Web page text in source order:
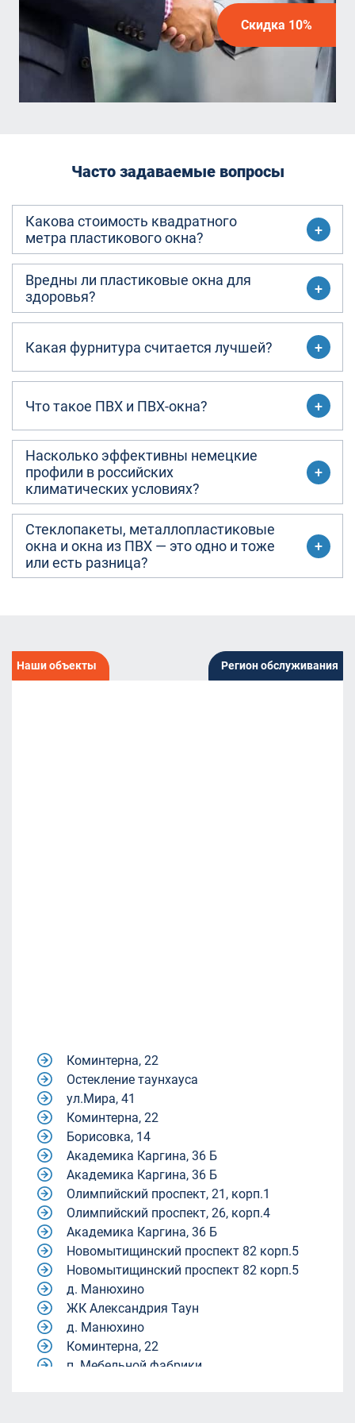
Скидка 10%
Часто задаваемые вопросы
Какова стоимость квадратного
метра пластикового окна?
Вредны ли пластиковые окна для
здоровья?
Какая фурнитура считается лучшей?
Что такое ПВХ и ПВХ-окна?
Насколько эффективны немецкие
профили в российских
климатических условиях?
Стеклопакеты, металлопластиковые
окна и окна из ПВХ — это одно и тоже
или есть разница?
Наши объекты Регион обслуживания
Коминтерна, 22
Остекление таунхауса
ул.Мира, 41
Коминтерна, 22
Борисовка, 14
Академика Каргина, 36 Б
Академика Каргина, 36 Б
Олимпийский проспект, 21, корп.1
Олимпийский проспект, 26, корп.4
Академика Каргина, 36 Б
Новомытищинский проспект 82 корп.5
Новомытищинский проспект 82 корп.5
д. Манюхино
ЖК Александрия Таун
д. Манюхино
Коминтерна, 22
п. Мебельной фабрики.